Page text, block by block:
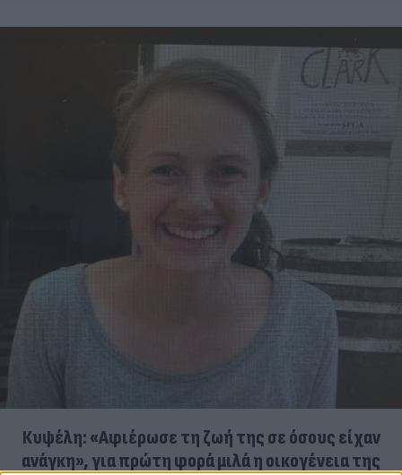
Κυψέλη: «Αφιέρωσε τη ζωή της σε όσους είχαν
ανάγκη», για πρώτη φορά μιλά η οικογένεια της